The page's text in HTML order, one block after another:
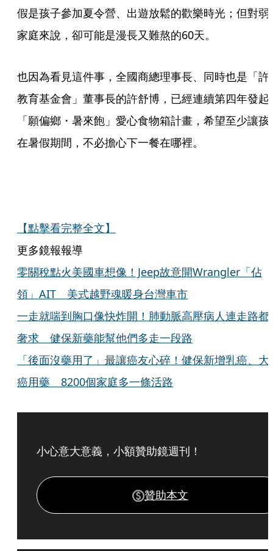
假是孩子參加夏令營、出遊放鬆的歡樂時光；但對弱
家庭來說，卻可能是漫長又難熬的60天。
也因為看見這件事，全國商總理事長、同時也是「許
教育基金會」董事長的許舒博，已經連續第四年發起
「願偏鄉・暑來飽」愛心食物箱計畫，希望至少讓孩
在暑假期間，不必擔心下一餐在哪裡。
【點擊看完整全文】
更多鏡報報導
零關稅點火美國車想像！Jeep故意開Wrangler「佔
領」AIT 美式越野魂暖身台灣車市
一走就喘到胸口像快炸開！肺動脈高壓病人連走路都
奢求 健保新藥能幫他們多走一段路
「後面沒藥用了」最讓癌友心碎！健保新增乳癌、大
癌用藥 8200個家庭多一條活路
小心意大意義，小額贊助鏡週刊！
贊助本文